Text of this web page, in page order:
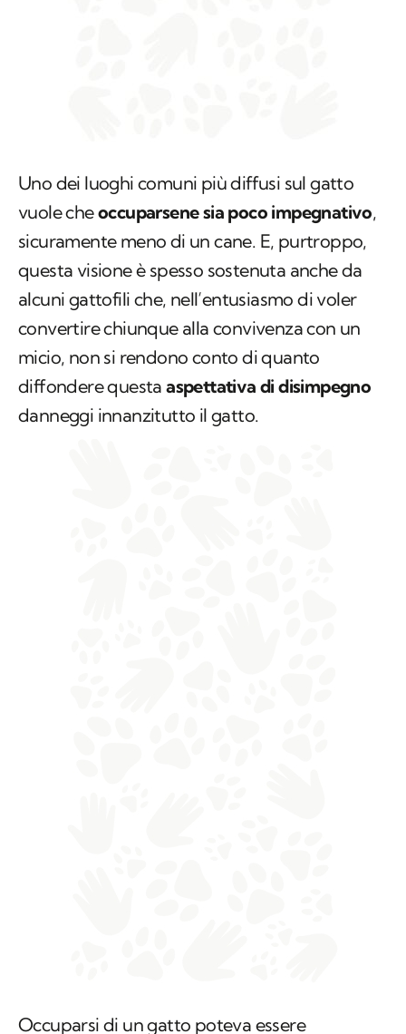
Uno dei luoghi comuni più diffusi sul gatto
vuole cheoccuparsene sia poco impegnativo,
sicuramente meno di un cane. E, purtroppo,
questa visione è spesso sostenuta anche da
alcuni gattofili che, nell’entusiasmo di voler
convertire chiunque alla convivenza con un
micio, non si rendono conto di quanto
diffondere questaaspettativa di disimpegno
danneggi innanzitutto il gatto.
Occuparsi di un gatto poteva essere